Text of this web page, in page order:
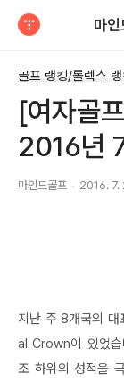
골프 랭킹/롤렉스
[여자골
2016년
마인드골프 2016. 7.
지난 주 8개국의
al Crown이 있었습
조 하위의 성적을